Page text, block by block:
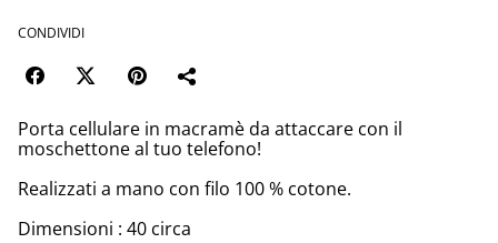
CONDIVIDI
Porta cellulare in macramè da attaccare con il
moschettone al tuo telefono!
Realizzati a mano con filo 100 % cotone.
Dimensioni : 40 circa